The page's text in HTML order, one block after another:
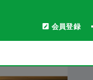
会員登録